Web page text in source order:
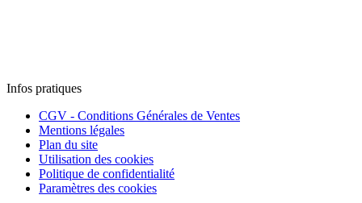
Infos pratiques
CGV - Conditions Générales de Ventes
Mentions légales
Plan du site
Utilisation des cookies
Politique de confidentialité
Paramètres des cookies